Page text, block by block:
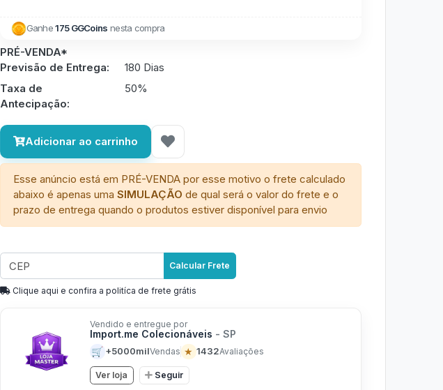
Ganhe175 GGCoins nesta compra
PRÉ-VENDA*
Previsão de Entrega:
180 Dias
Taxa de
Antecipação:
50%
Adicionar ao carrinho
Esse anúncio está em PRÉ-VENDA por esse motivo o frete calculado
abaixo é apenas umaSIMULAÇÃO de qual será o valor do frete e o
prazo de entrega quando o produtos estiver disponível para envio
Calcular Frete
Clique aqui e confira a politíca de frete grátis
Vendido e entregue por
Import.me Colecionáveis - SP
🛒 +5000milVendas ★ 1432Avaliações
Ver loja Seguir